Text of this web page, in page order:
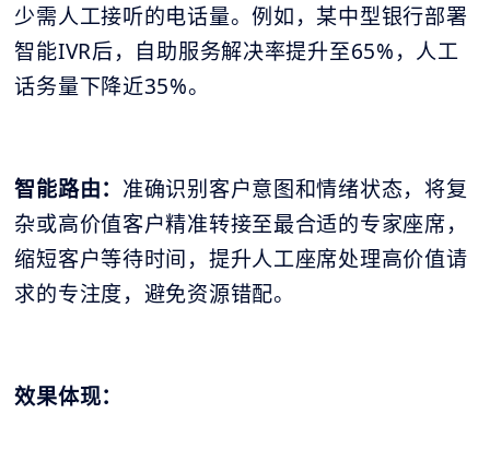
少需人工接听的电话量。例如，某中型银行部署
智能IVR后，自助服务解决率提升至65%，人工
话务量下降近35%。
智能路由： 准确识别客户意图和情绪状态，将复
杂或高价值客户精准转接至最合适的专家座席，
缩短客户等待时间，提升人工座席处理高价值请
求的专注度，避免资源错配。
效果体现：